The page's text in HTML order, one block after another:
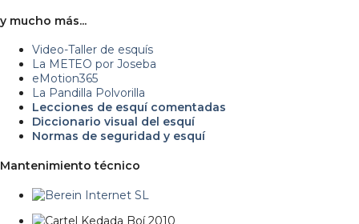
y mucho más...
Video-Taller de esquís
La METEO por Joseba
eMotion365
La Pandilla Polvorilla
Lecciones de esquí comentadas
Diccionario visual del esquí
Normas de seguridad y esquí
Mantenimiento técnico